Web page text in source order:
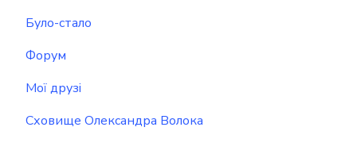
Було-стало
Форум
Мої друзі
Сховище Олександра Волока